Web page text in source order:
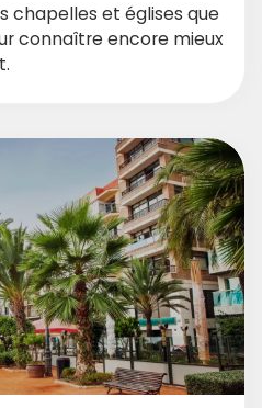
chapelles et églises que
connaître encore mieux